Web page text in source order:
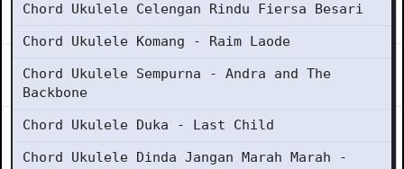
Chord Ukulele Celengan Rindu Fiersa Besari
Chord Ukulele Komang - Raim Laode
Chord Ukulele Sempurna - Andra and The
Backbone
Chord Ukulele Duka - Last Child
Chord Ukulele Dinda Jangan Marah Marah -